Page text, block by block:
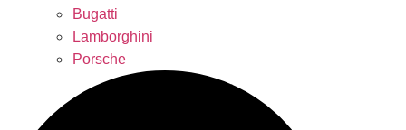
Bugatti
Lamborghini
Porsche